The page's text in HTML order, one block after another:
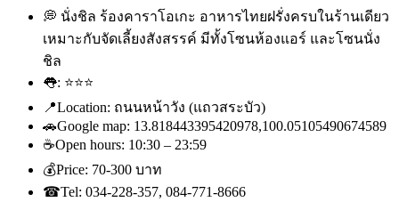
💭 นั่งชิล ร้องคาราโอเกะ อาหารไทยฝรั่งครบในร้านเดียว
เหมาะกับจัดเลี้ยงสังสรรค์ มีทั้งโซนห้องแอร์ และโซนนั่ง
ชิล
👅: ⭐⭐⭐
📍Location: ถนนหน้าวัง (แถวสระบัว)
🚗Google map: 13.818443395420978,100.05105490674589
☕Open hours: 10:30 – 23:59
💰Price: ‎70-300 บาท
☎Tel: 034-228-357, 084-771-8666